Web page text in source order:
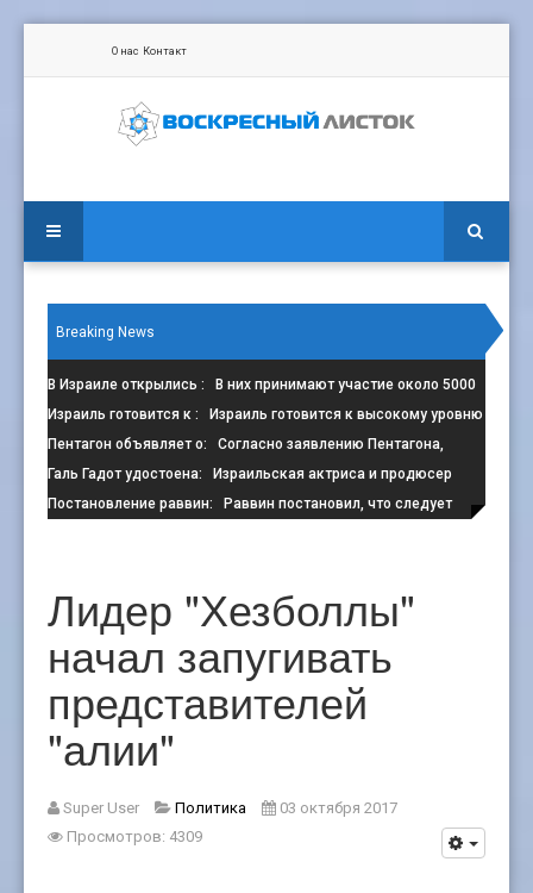
О нас Контакт
Breaking News
В Израиле открылись : В них принимают участие около 5000
сп
Израиль готовится к : Израиль готовится к высокому уровню
зПентагон объявляет о: Согласно заявлению Пентагона,
контрак
Галь Гадот удостоена: Израильская актриса и продюсер
Галь Г
Постановление раввин: Раввин постановил, что следует
Лидер "Хезболлы"
начал запугивать
представителей
"алии"
Super User Политика
03 октября 2017
Просмотров: 4309